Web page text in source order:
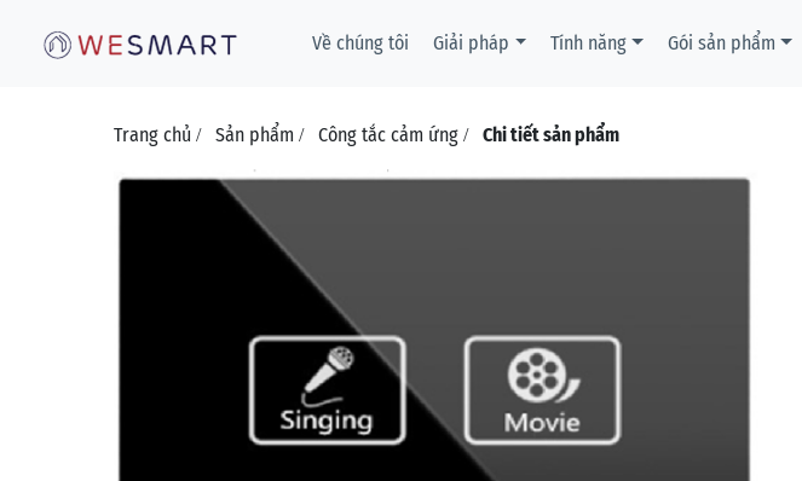
Về chúng tôi Giải pháp Tính năng Gói sản phẩm
Trang chủ / Sản phẩm / Công tắc cảm ứng / Chi tiết sản phẩm